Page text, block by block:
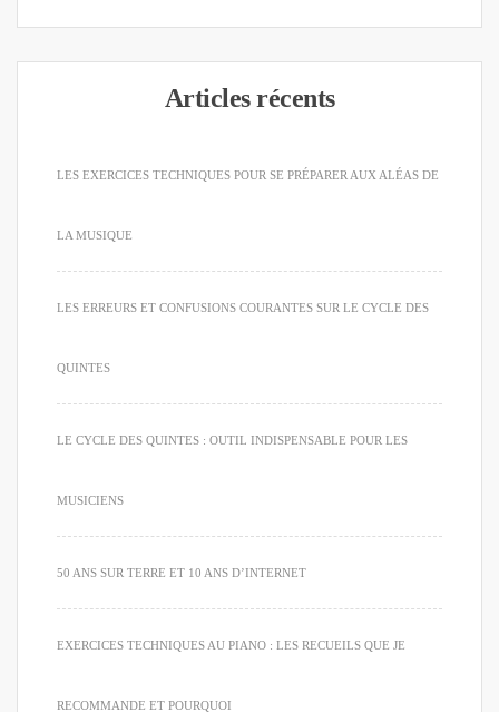
Articles récents
LES EXERCICES TECHNIQUES POUR SE PRÉPARER AUX ALÉAS DE
LA MUSIQUE
LES ERREURS ET CONFUSIONS COURANTES SUR LE CYCLE DES
QUINTES
LE CYCLE DES QUINTES : OUTIL INDISPENSABLE POUR LES
MUSICIENS
50 ANS SUR TERRE ET 10 ANS D’INTERNET
EXERCICES TECHNIQUES AU PIANO : LES RECUEILS QUE JE
RECOMMANDE ET POURQUOI